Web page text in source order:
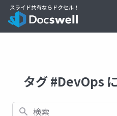
タグ #DevOps
検索